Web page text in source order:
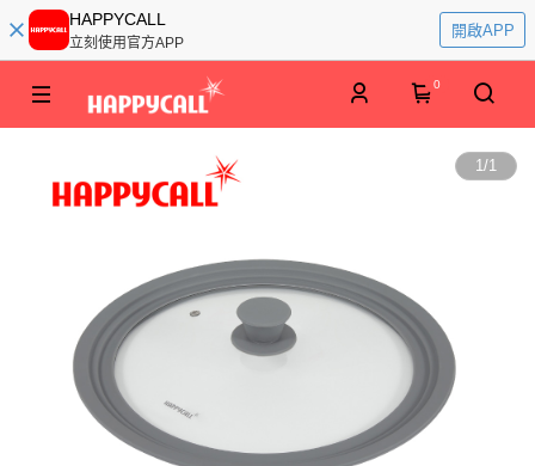
HAPPYCALL
立刻使用官方APP
開啟APP
0
1/1